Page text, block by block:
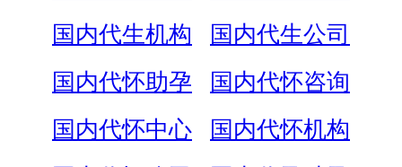
国内代生机构
国内代生公司
国内代怀助孕
国内代怀咨询
国内代怀中心
国内代怀机构